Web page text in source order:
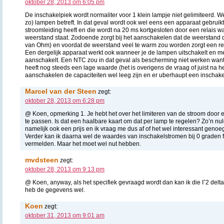
oktober 28, 2013 om 6:05 pm
De inschakelpiek wordt normaliter voor 1 klein lampje niet gelimiteerd.
zo) lampen betreft. In dat geval wordt ook wel eens een apparaat
stroomleiding heeft en die wordt na 20 ms kortgesloten door een relais
weerstand staat. Zodoende zorgt bij het aanschakelen dat de weerstand
van Ohm) en voordat de weerstand veel te warm zou worden zorgt een
Een dergelijk apparaat werkt ook wanneer je de lampen uitschakelt en
aanschakelt. Een NTC zou in dat geval als bescherming niet werken
heeft nog steeds een lage waarde (het is overigens de vraag of juist na
aanschakelen de capaciteiten wel leeg zijn en er uberhaupt een
Marcel van der Steen zegt:
oktober 28, 2013 om 6:28 pm
@ Koen, opmerking 1. Je hebt het over het limiteren van de stroom door
te passen. Is dat een haalbare kaart om dat per lamp te regelen? Zo’n
namelijk ook een prijs en ik vraag me dus af of het wel interessant
Verder kan ik daarna wel de waardes van inschakelstromen bij 0 graden
vermelden. Maar het moet wel nut hebben.
mvdsteen zegt:
oktober 28, 2013 om 9:13 pm
@ Koen, anyway, als het specifiek gevraagd wordt dan kan ik die Iˆ2
heb de gegevens wel.
Koen zegt:
oktober 31, 2013 om 9:01 am